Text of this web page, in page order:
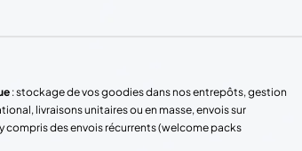
: stockage de vos goodies dans nos entrepôts, gestion
livraisons unitaires ou en masse, envois sur
compris des envois récurrents (welcome packs